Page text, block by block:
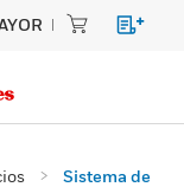
Sistema de